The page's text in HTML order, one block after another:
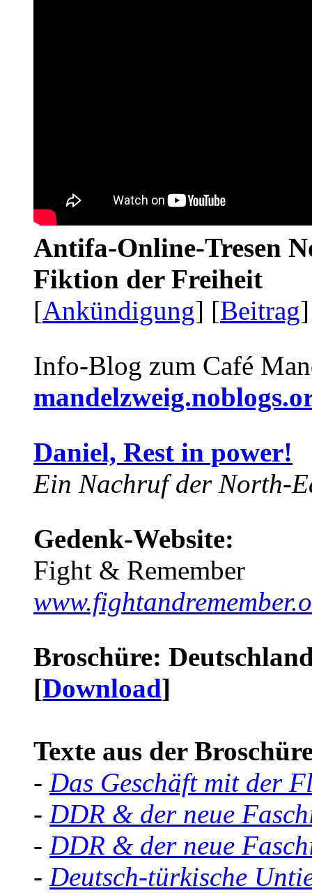
Antifa-Online-Tresen
Fiktion der Freiheit
[Ankündigung] [Beitrag
Info-Blog zum Café
Daniel, Rest in power!
Ein Nachruf der North-
Gedenk-Website:
Fight & Remember
Broschüre:
[Download]
Texte aus der
- Das Geschäft mit der
- DDR & der neue
- DDR & der neue
- Deutsch-türkische